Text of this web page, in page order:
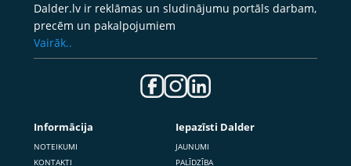
Dalder.lv ir reklāmas un sludinājumu portāls darbam,
precēm un pakalpojumiem
Vairāk..
Informācija
NOTEIKUMI
KONTAKTI
Iepazīsti Dalder
JAUNUMI
PALĪDZĪBA